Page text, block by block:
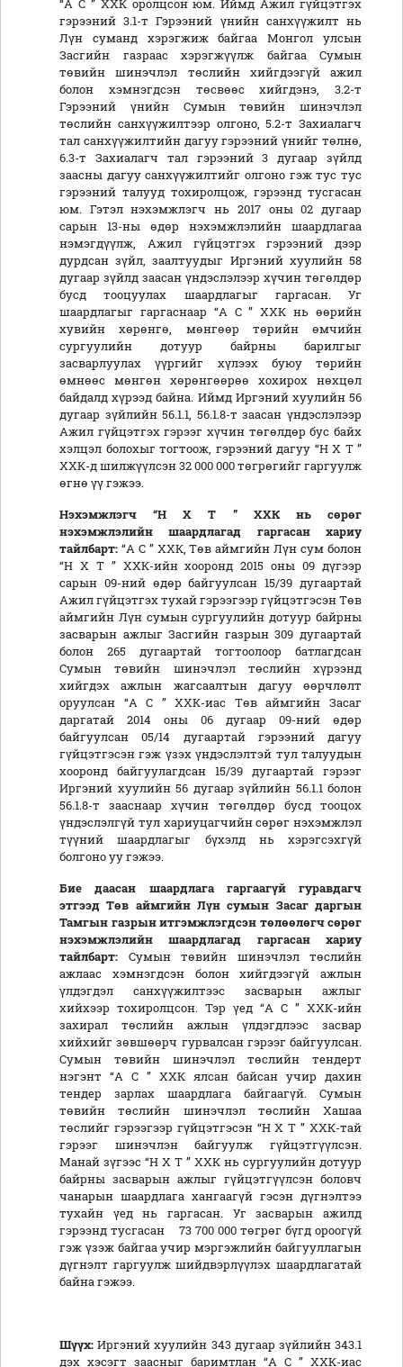
“А С ” ХХК оролцсон юм. Иймд Ажил гүйцэтгэх
гэрээний 3.1-т Гэрээний үнийн санхүүжилт нь
Лүн суманд хэрэгжиж байгаа Монгол улсын
Засгийн газраас хэрэгжүүлж байгаа Сумын
төвийн шинэчлэл төслийн хийгдээгүй ажил
болон хэмнэгдсэн төсвөөс хийгдэнэ, 3.2-т
Гэрээний үнийн Сумын төвийн шинэчлэл
төслийн санхүүжилтээр олгоно, 5.2-т Захиалагч
тал санхүүжилтийн дагуу гэрээний үнийг төлнө,
6.3-т Захиалагч тал гэрээний 3 дугаар зүйлд
заасны дагуу санхүүжилтийг олгоно гэж тус тус
гэрээний талууд тохиролцож, гэрээнд тусгасан
юм. Гэтэл нэхэмжлэгч нь 2017 оны 02 дугаар
сарын 13-ны өдөр нэхэмжлэлийн шаардлагаа
нэмэгдүүлж, Ажил гүйцэтгэх гэрээний дээр
дурдсан зүйл, заалтуудыг Иргэний хуулийн 58
дугаар зүйлд заасан үндэслэлээр хүчин төгөлдөр
бусд тооцуулах шаардлагыг гаргасан. Уг
шаардлагыг гаргаснаар “А С ” ХХК нь өөрийн
хувийн хөрөнгө, мөнгөөр төрийн өмчийн
сургуулийн дотуур байрны барилгыг
засварлуулах үүргийг хүлээх буюу төрийн
өмнөөс мөнгөн хөрөнгөөрөө хохирох нөхцөл
байдалд хүрээд байна. Иймд Иргэний хуулийн 56
дугаар зүйлийн 56.1.1, 56.1.8-т заасан үндэслэлээр
Ажил гүйцэтгэх гэрээг хүчин төгөлдөр бус байх
хэлцэл болохыг тогтоож, гэрээний дагуу “Н Х Т ”
ХХК-д шилжүүлсэн 32 000 000 төгрөгийг гаргуулж
өгнө үү гэжээ.
Нэхэмжлэгч“Н Х Т ”ХХК нь сөрөг
нэхэмжлэлийн шаардлагад гаргасан хариу
тайлбарт: “А С ” ХХК, Төв аймгийн Лүн сум болон
“Н Х Т ” ХХК-ийн хооронд 2015 оны 09 дүгээр
сарын 09-ний өдөр байгуулсан 15/39 дугаартай
Ажил гүйцэтгэх тухай гэрээгээр гүйцэтгэсэн Төв
аймгийн Лүн сумын сургуулийн дотуур байрны
засварын ажлыг Засгийн газрын 309 дугаартай
болон 265 дугаартай тогтоолоор батлагдсан
Сумын төвийн шинэчлэл төслийн хүрээнд
хийгдэх ажлын жагсаалтын дагуу өөрчлөлт
оруулсан “А С ” ХХК-иас Төв аймгийн Засаг
даргатай 2014 оны 06 дугаар 09-ний өдөр
байгуулсан 05/14 дугаартай гэрээний дагуу
гүйцэтгэсэн гэж үзэх үндэслэлтэй тул талуудын
хооронд байгуулагдсан 15/39 дугаартай гэрээг
Иргэний хуулийн 56 дугаар зүйлийн 56.1.1 болон
56.1.8-т зааснаар хүчин төгөлдөр бусд тооцох
үндэслэлгүй тул хариуцагчийн сөрөг нэхэмжлэл
түүний шаардлагыг бүхэлд нь хэрэгсэхгүй
болгоно уу гэжээ.
Бие даасан шаардлага гаргаагүй гуравдагч
этгээд Төв аймгийн Лүн сумын Засаг даргын
Тамгын газрын итгэмжлэгдсэн төлөөлөгч сөрөг
нэхэмжлэлийн
шаардлагад
гаргасан хариу
тайлбарт: Сумын төвийн шинэчлэл төслийн
ажлаас хэмнэгдсэн болон хийгдээгүй ажлын
үлдэгдэл санхүүжилтээс засварын ажлыг
хийхээр тохиролцсон. Тэр үед “А С ” ХХК-ийн
захирал төслийн ажлын үлдэгдлээс засвар
хийхийг зөвшөөрч гурвалсан гэрээг байгуулсан.
Сумын төвийн шинэчлэл төслийн тендерт
нэгэнт “А С ” ХХК ялсан байсан учир дахин
тендер зарлах шаардлага байгаагүй. Сумын
төвийн төслийн шинэчлэл төслийн Хашаа
төслийг гэрээгээр гүйцэтгэсэн “Н Х Т ” ХХК-тай
гэрээг шинэчлэн байгуулж гүйцэтгүүлсэн.
Манай зүгээс “Н Х Т ” ХХК нь сургуулийн дотуур
байрны засварын ажлыг гүйцэтгүүлсэн боловч
чанарын шаардлага хангаагүй гэсэн дүгнэлтээ
тухайн үед нь гаргасан. Уг засварын ажилд
гэрээнд тусгасан 73 700 000 төгрөг бүгд ороогүй
гэж үзэж байгаа учир мэргэжлийн байгууллагын
дүгнэлт гаргуулж шийдвэрлүүлэх шаардлагатай
байна гэжээ.
Шүүх: Иргэний хуулийн 343 дугаар зүйлийн 343.1
дэх хэсэгт заасныг баримтлан “А С ” ХХК-иас